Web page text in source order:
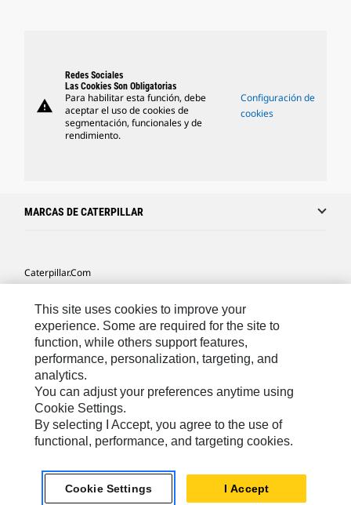
warning
Redes Sociales
Las Cookies Son Obligatorias
Para habilitar esta función, debe
aceptar el uso de cookies de
segmentación, funcionales y de
rendimiento.
Configuración de
cookies
MARCAS DE CATERPILLAR
Caterpillar.com
Mis Preferencias De Marketing
Site Map
Cookie Settings
Legal
Privacy
US- Español© 2026 Caterpillar. Todos los derechos reservados.
This site uses cookies to improve your
experience. Some are required for the site to
function, while others support features,
performance, personalization, targeting, and
analytics.
You can adjust your preferences anytime using
Cookie Settings.
By selecting I Accept, you agree to the use of
functional, performance, and targeting cookies.
Cookie Settings I Accept